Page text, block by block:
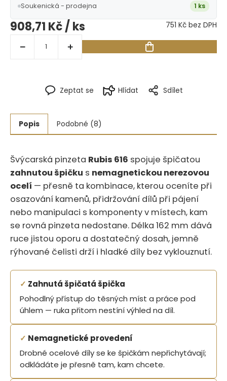
Zeptat se Hlídat Sdílet
Soukenická - prodejna 1 ks
908,71 Kč/ ks 751 Kč bez DPH
Popis Podobné (8)
Švýcarská pinzeta Rubis 616 spojuje špičatou
zahnutou špičku s nemagnetickou nerezovou
ocelí — přesně ta kombinace, kterou oceníte při
osazování kamenů, přidržování dílů při pájení
nebo manipulaci s komponenty v místech, kam
se rovná pinzeta nedostane. Délka 162 mm dává
ruce jistou oporu a dostatečný dosah, jemně
rýhované čelisti drží i hladké díly bez vyklouznutí.
✓ Zahnutá špičatá špička
Pohodlný přístup do těsných míst a práce pod
úhlem — ruka přitom nestíní výhled na díl.
✓ Nemagnetické provedení
Drobné ocelové díly se ke špičkám nepřichytávají;
odkládáte je přesně tam, kam chcete.